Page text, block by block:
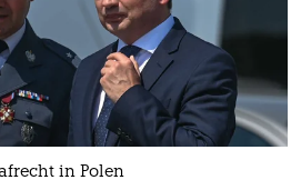
in Polen